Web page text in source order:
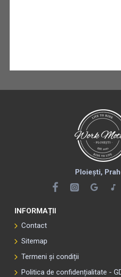
Ploiești,
INFORMAȚII
Contact
Sitemap
Termeni și condiții
Politica de confidențialitate -